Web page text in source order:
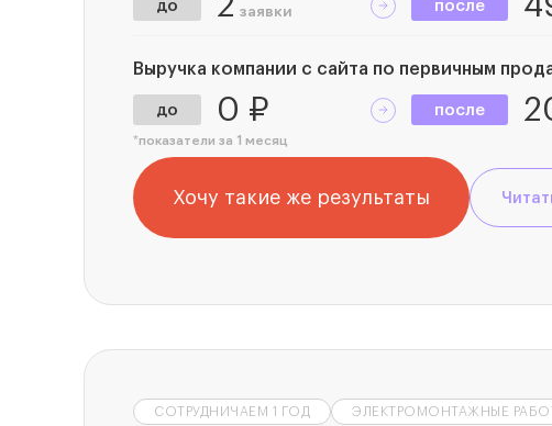
до заявки после
Выручка компании с сайта по первичным
до 0 ₽ после
*показатели за 1 месяц
Хочу такие же результаты
СОТРУДНИЧАЕМ 1 ГОД ЭЛЕКТРОМОНТАЖНЫЕ